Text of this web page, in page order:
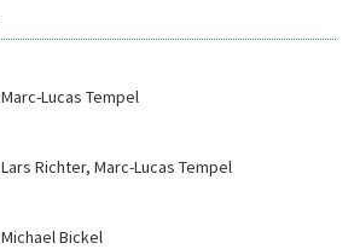
Marc-Lucas Tempel
Lars Richter, Marc-Lucas Tempel
Michael Bickel